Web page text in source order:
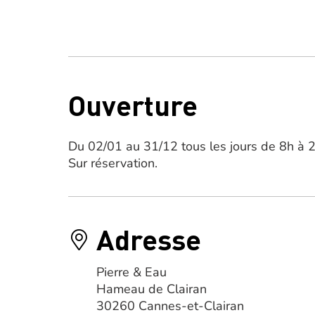
Ouverture
Du 02/01 au 31/12 tous les jours de 8h à
Sur réservation.
Adresse
Pierre & Eau
Hameau de Clairan
30260 Cannes-et-Clairan